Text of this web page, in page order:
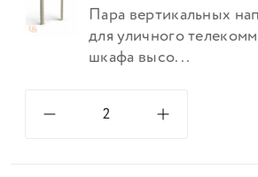
Пара вертикальных
для уличного
шкафа высо...